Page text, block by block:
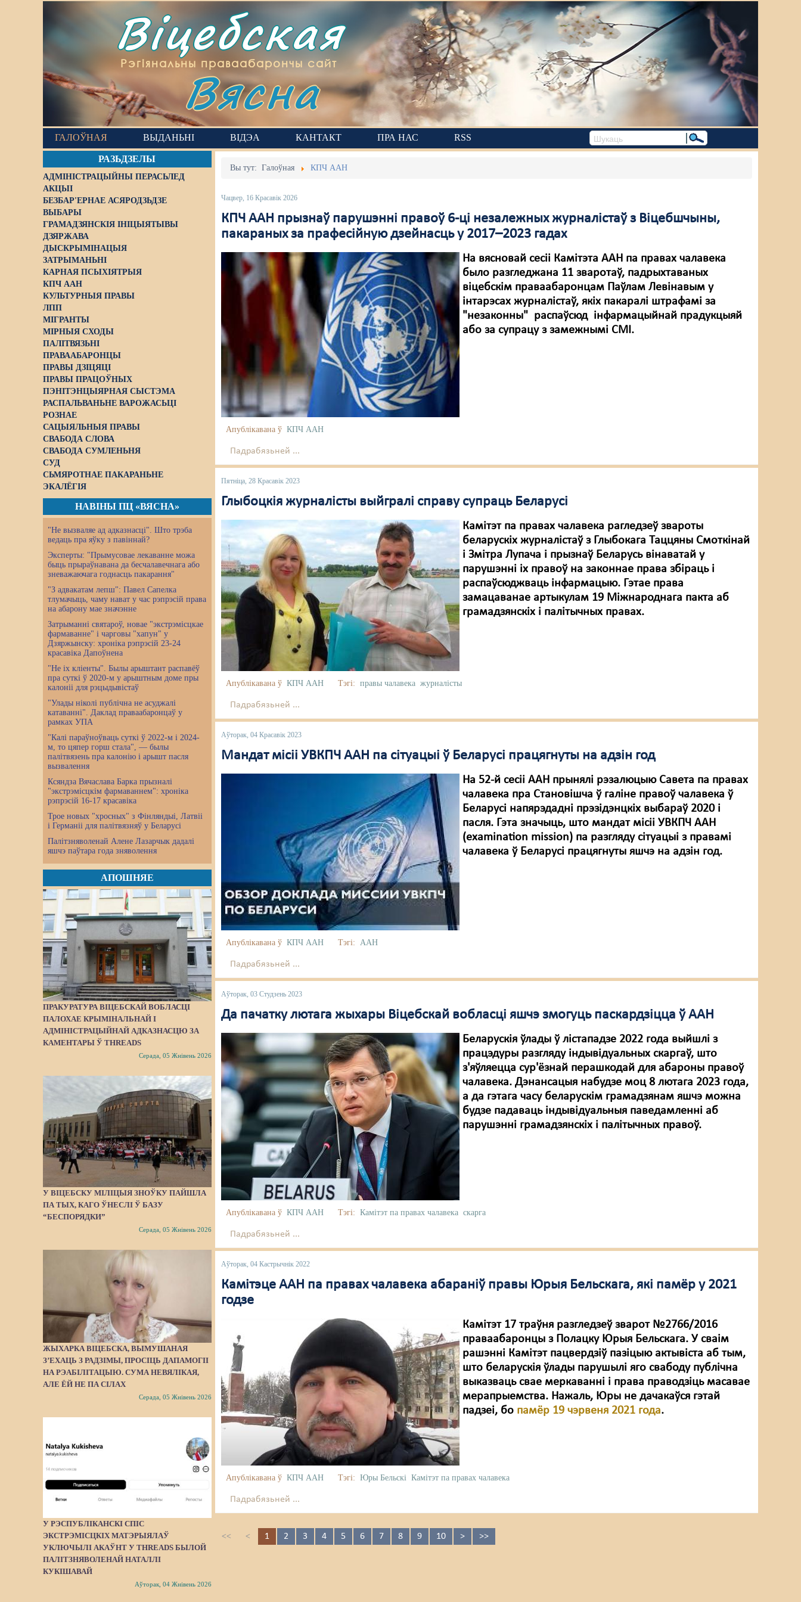
Віцебская
Рэгіянальны праваабарончы сайт
Вясна
ГАЛОЎНАЯ ВЫДАНЬНІ ВІДЭА КАНТАКТ ПРА НАС RSS
РАЗЬДЗЕЛЫ
АДМІНІСТРАЦЫЙНЫ ПЕРАСЬЛЕД
АКЦЫІ
БЕЗБАР'ЕРНАЕ АСЯРОДЗЬДЗЕ
ВЫБАРЫ
ГРАМАДЗЯНСКІЯ ІНІЦЫЯТЫВЫ
ДЗЯРЖАВА
ДЫСКРЫМІНАЦЫЯ
ЗАТРЫМАНЬНІ
КАРНАЯ ПСЫХІЯТРЫЯ
КПЧ ААН
КУЛЬТУРНЫЯ ПРАВЫ
ЛПП
МІГРАНТЫ
МІРНЫЯ СХОДЫ
ПАЛІТВЯЗЬНІ
ПРАВААБАРОНЦЫ
ПРАВЫ ДЗІЦЯЦІ
ПРАВЫ ПРАЦОЎНЫХ
ПЭНІТЭНЦЫЯРНАЯ СЫСТЭМА
РАСПАЛЬВАНЬНЕ ВАРОЖАСЬЦІ
РОЗНАЕ
САЦЫЯЛЬНЫЯ ПРАВЫ
СВАБОДА СЛОВА
СВАБОДА СУМЛЕНЬНЯ
СУД
СЬМЯРОТНАЕ ПАКАРАНЬНЕ
ЭКАЛЁГІЯ
НАВІНЫ ПЦ «ВЯСНА»
"Не вызваляе ад адказнасці". Што трэба
ведаць пра яўку з павіннай?
Эксперты: "Прымусовае лекаванне можа
быць прыраўнавана да бесчалавечнага або
зневажаючага годнасць пакарання"
"З адвакатам лепш": Павел Сапелка
тлумачыць, чаму нават у час рэпрэсій права
на абарону мае значэнне
Затрыманні святароў, новае "экстрэмісцкае
фармаванне" і чарговы "хапун" у
Дзяржынску: хроніка рэпрэсій 23-24
красавіка Дапоўнена
"Не іх кліенты". Былы арыштант распавёў
пра суткі ў 2020-м у арыштным доме пры
калоніі для рэцыдывістаў
"Улады ніколі публічна не асуджалі
катаванні". Даклад праваабаронцаў у
рамках УПА
"Калі параўноўваць суткі ў 2022-м і 2024-
м, то цяпер горш стала", — былы
палітвязень пра калонію і арышт пасля
вызвалення
Ксяндза Вячаслава Барка прызналі
"экстрэмісцкім фармаваннем": хроніка
рэпрэсій 16-17 красавіка
Трое новых "хросных" з Фінляндыі, Латвіі
і Германіі для палітвязняў у Беларусі
Палітзняволенай Алене Лазарчык дадалі
яшчэ паўтара года зняволення
АПОШНЯЕ
ПРАКУРАТУРА ВІЦЕБСКАЙ ВОБЛАСЦІ
ПАЛОХАЕ КРЫМІНАЛЬНАЙ І
АДМІНІСТРАЦЫЙНАЙ АДКАЗНАСЦЮ ЗА
КАМЕНТАРЫ Ў THREADS
Серада, 05 Жнівень 2026
У ВІЦЕБСКУ МІЛІЦЫЯ ЗНОЎКУ ПАЙШЛA
ПА ТЫХ, КАГО ЎНЕСЛІ Ў БАЗУ
“БЕСПОРЯДКИ”
Серада, 05 Жнівень 2026
ЖЫХАРКА ВІЦЕБСКА, ВЫМУШАНАЯ
З’ЕХАЦЬ З РАДЗІМЫ, ПРОСІЦЬ ДАПАМОГІІ
НА РЭАБІЛІТАЦЫЮ. СУМА НЕВЯЛІКАЯ,
АЛЕ ЁЙ НЕ ПА СІЛАХ
Серада, 05 Жнівень 2026
У РЭСПУБЛІКАНСКІ СПІС
ЭКСТРЭМІСЦКІХ МАТЭРЫЯЛАЎ
УКЛЮЧЫЛІ АКАЎНТ У THREADS БЫЛОЙ
ПАЛІТЗНЯВОЛЕНАЙ НАТАЛЛІ
КУКІШАВАЙ
Аўторак, 04 Жнівень 2026
Вы тут:Галоўная КПЧ ААН
Чацвер, 16 Красавік 2026
КПЧ ААН прызнаў парушэнні правоў 6-ці незалежных журналістаў з Віцебшчыны,
пакараных за прафесійную дзейнасць у 2017–2023 гадах
На вясновай сесіі Камітэта ААН па правах чалавека
было разгледжана 11 зваротаў, падрыхтаваных
віцебскім праваабаронцам Паўлам Левінавым у
інтарэсах журналістаў, якіх пакаралі штрафамі за
"незаконны" распаўсюд інфармацыйнай прадукцыяй
або за супрацу з замежнымі СМІ.
Апублікавана ў КПЧ ААН
Падрабязьней ...
Пятніца, 28 Красавік 2023
Глыбоцкія журналісты выйгралі справу супраць Беларусі
Камітэт па правах чалавека рагледзеў звароты
беларускіх журналістаў з Глыбокага Таццяны Смоткінай
і Змітра Лупача і прызнаў Беларусь вінаватай у
парушэнні іх правоў на законнае права збіраць і
распаўсюджваць інфармацыю. Гэтае права
замацаванае артыкулам 19 Міжнароднага пакта аб
грамадзянскіх і палітычных правах.
Апублікавана ў КПЧ ААН Тэгі: правы чалавека журналісты
Падрабязьней ...
Аўторак, 04 Красавік 2023
Мандат місіі УВКПЧ ААН па сітуацыі ў Беларусі працягнуты на адзін год
На 52-й сесіі ААН прынялі рэзалюцыю Савета па правах
чалавека пра Становішча ў галіне правоў чалавека ў
Беларусі напярэдадні прэзідэнцкіх выбараў 2020 і
пасля. Гэта значыць, што мандат місіі УВКПЧ ААН
(examination mission) па разгляду сітуацыі з правамі
чалавека ў Беларусі працягнуты яшчэ на адзін год.
Апублікавана ў КПЧ ААН Тэгі: ААН
Падрабязьней ...
Аўторак, 03 Студзень 2023
Да пачатку лютага жыхары Віцебскай вобласці яшчэ змогуць паскардзіцца ў ААН
Беларускія ўлады ў лістападзе 2022 года выйшлі з
працэдуры разгляду індывідуальных скаргаў, што
з'яўляецца сур'ёзнай перашкодай для абароны правоў
чалавека. Дэнансацыя набудзе моц 8 лютага 2023 года,
а да гэтага часу беларускім грамадзянам яшчэ можна
будзе падаваць індывідуальныя паведамленні аб
парушэнні грамадзянскіх і палітычных правоў.
Апублікавана ў КПЧ ААН Тэгі: Камітэт па правах чалавека скарга
Падрабязьней ...
Аўторак, 04 Кастрычнік 2022
Камітэце ААН па правах чалавека абараніў правы Юрыя Бельскага, які памёр у 2021
годзе
Камітэт 17 траўня разгледзеў зварот №2766/2016
праваабаронцы з Полацку Юрыя Бельскага. У сваім
рашэнні Камітэт пацвердзіў пазіцыю актывіста аб тым,
што беларускія ўлады парушылі яго свабоду публічна
выказваць свае меркаванні і права праводзіць масавае
мерапрыемства. Нажаль, Юры не дачакаўся гэтай
падзеі, бо памёр 19 чэрвеня 2021 года.
Апублікавана ў КПЧ ААН Тэгі: Юры Бельскі Камітэт па правах чалавека
Падрабязьней ...
<< < 1 2 3 4 5 6 7 8 9 10 > >>